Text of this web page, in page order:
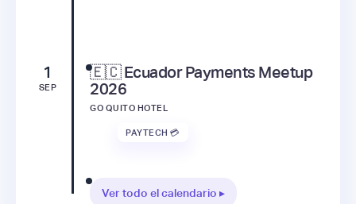
1
SEP
🇪🇨 Ecuador Payments Meetup
2026
GO QUITO HOTEL
PAYTECH 💳
Ver todo el calendario ▸